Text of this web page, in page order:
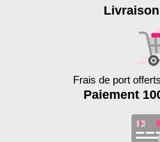
Frais de port
Paiement